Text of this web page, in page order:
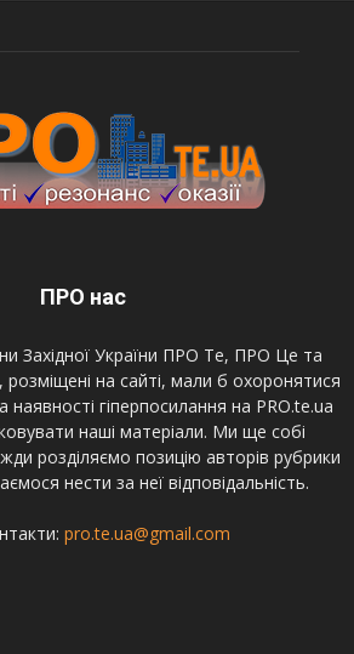
ПРО нас
Західної України ПРО Те, ПРО Це та
на сайті, мали б охоронятися
наявності гіперпосилання на PRO.te.ua
наші матеріали. Ми ще собі
розділяємо позицію авторів рубрики
нести за неї відповідальність.
pro.te.ua@gmail.com